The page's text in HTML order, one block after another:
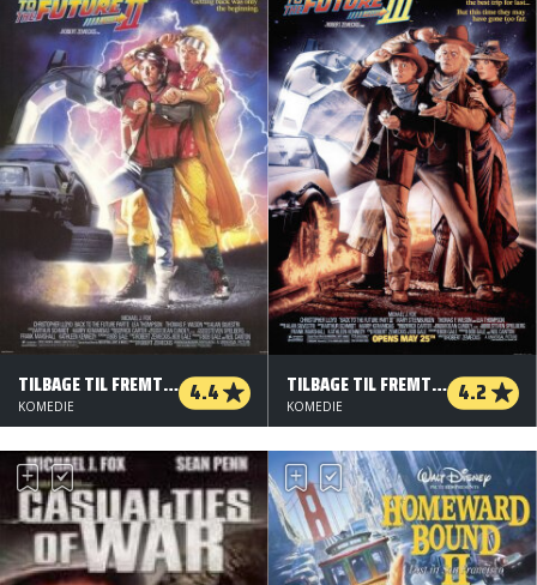
TILBAGE TIL FREMTIDEN DEL II 4.4
KOMEDIE
TILBAGE TIL FREMTIDEN DEL III 4.2
KOMEDIE